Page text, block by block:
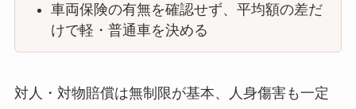
車両保険の有無を確認せず、平均額の差だ
けで軽・普通車を決める
対人・対物賠償は無制限が基本、人身傷害も一定